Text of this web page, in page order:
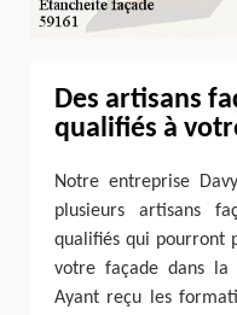
Des artisans
qualifiés à
Notre entreprise
plusieurs artisans
qualifiés qui pourront
votre façade dans la
Ayant reçu les